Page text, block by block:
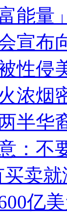
能量
宣布
性侵
浓烟
半华
：不
卖
亿